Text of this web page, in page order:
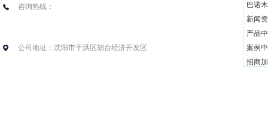
巴诺
新闻
产品
案例
招商
咨询热线：
公司地址：沈阳市于洪区胡台经济开发区